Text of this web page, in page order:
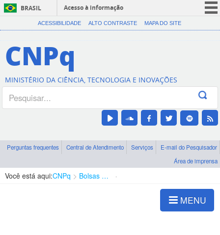
BRASIL
Acesso à informação
CORONAVÍRUS (COVID-19)
Canais
ACESSIBILIDADE ALTO CONTRASTE MAPA DO SITE
CNPq
MINISTÉRIO DA CIÊNCIA, TECNOLOGIA E INOVAÇÕES
Perguntas frequentes Central de Atendimento Serviços
E-mail do Pesquisador
Área de imprensa
Você está aqui:CNPq Bolsas e Auxílios Vigentes
MENU